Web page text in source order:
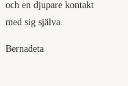
och en djupare kontakt
med sig själva.
Bernadeta